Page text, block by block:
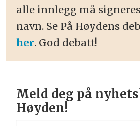
alle innlegg må
navn. Se På Høydens
her. God debatt!
Meld deg på
Høyden!